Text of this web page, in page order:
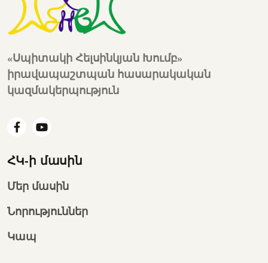
«Սպիտակի Հելսինկյան Խումբ»
իրավապաշտպան հասարակական
կազմակերպություն
ՀԿ-ի մասին
Մեր մասին
Նորություններ
Կապ